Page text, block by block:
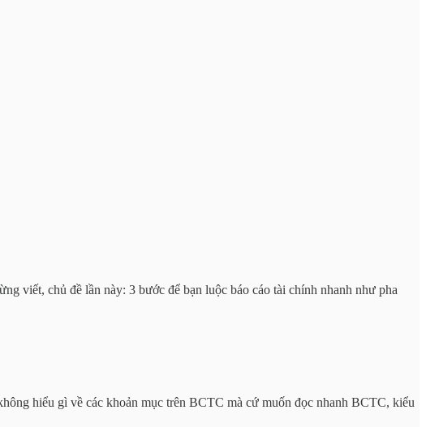
viết, chủ đề lần này: 3 bước để bạn luộc báo cáo tài chính nhanh như pha
hiểu gì về các khoản mục trên BCTC mà cứ muốn đọc nhanh BCTC, kiểu